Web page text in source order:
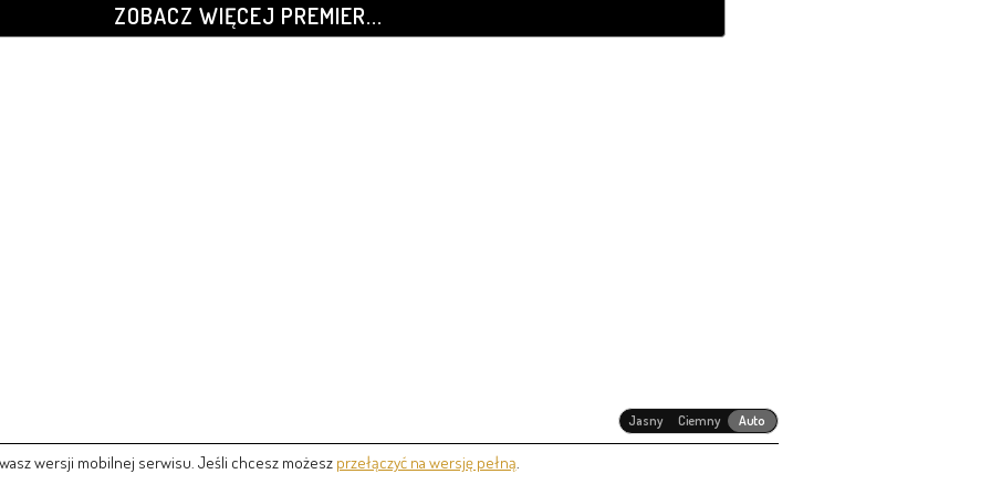
ZOBACZ WIĘCEJ PREMIER...
Jasny Ciemny Auto
wersji mobilnej serwisu. Jeśli chcesz możesz przełączyć na wersję pełną